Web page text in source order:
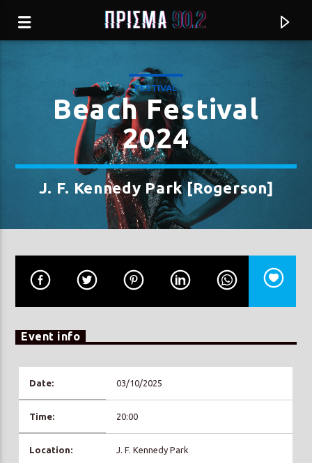
ΣΤΟΝ ΠΕΙΡΑΙΑ ΣΥΝΝΕΦΙΑΣΕ
FESTIVAL
Beach Festival
2024
J. F. Kennedy Park [Rogerson]
Event info
Date: 03/10/2025
Time: 20:00
Location: J. F. Kennedy Park